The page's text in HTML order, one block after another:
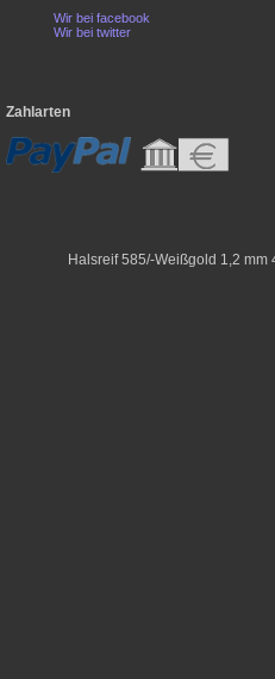
Wir bei facebook
Wir bei twitter
Zahlarten
Halsreif 585/-Weißgold 1,2 mm